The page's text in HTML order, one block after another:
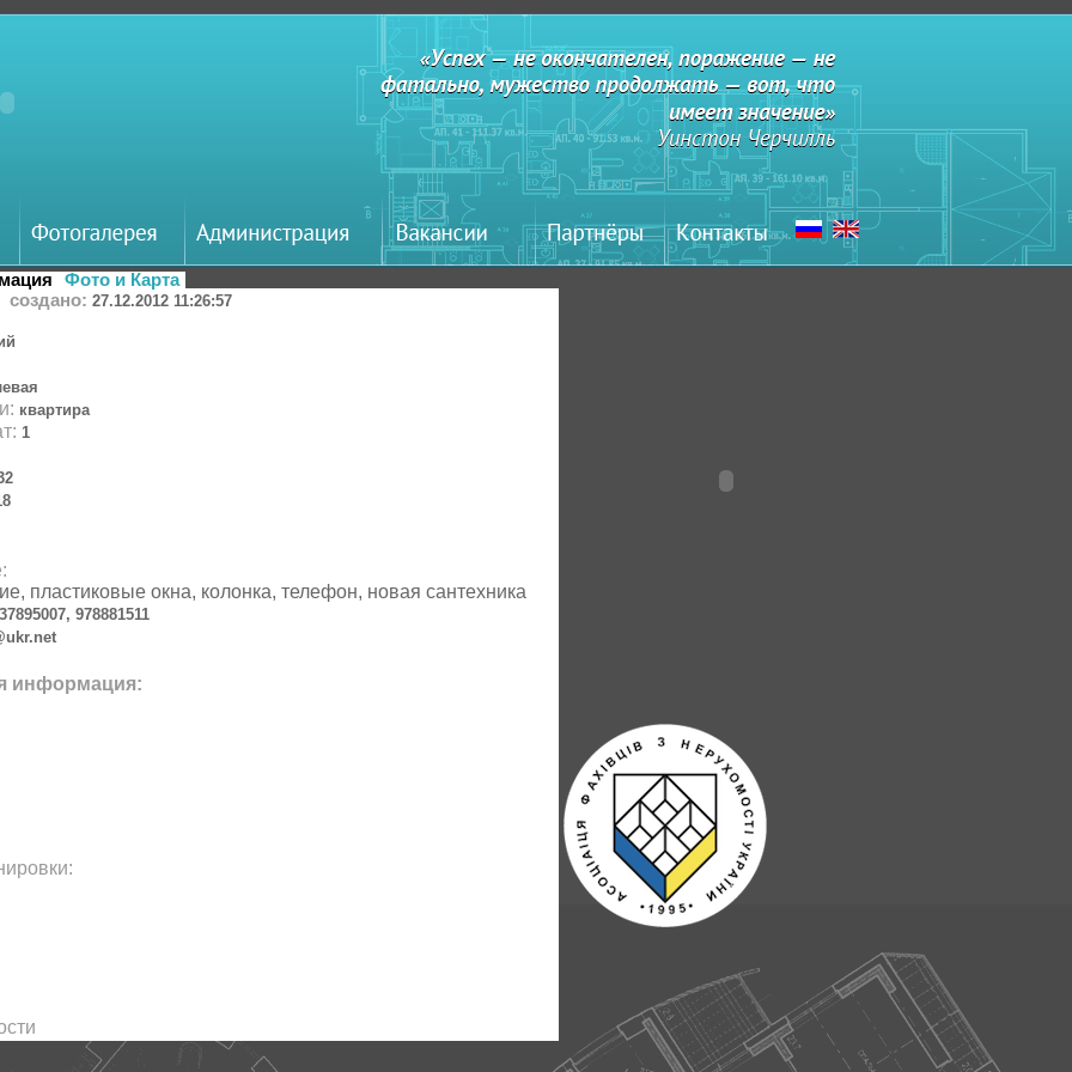
Фото и Карта
создано: 27.12.2012 11:26:57
квартира
1
пластиковые окна, колонка, телефон, новая сантехника
978881511
информация: